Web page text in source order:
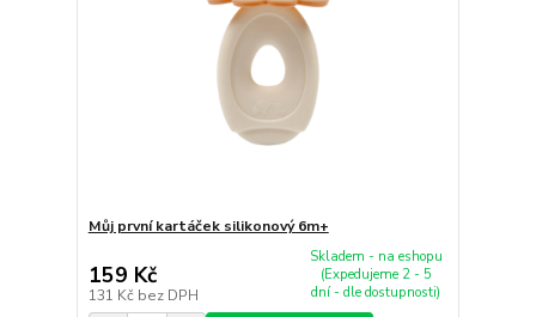
Můj první kartáček silikonový 6m+
159 Kč
131 Kč bez DPH
Skladem - na eshopu
(Expedujeme 2 - 5
dní - dle dostupnosti)